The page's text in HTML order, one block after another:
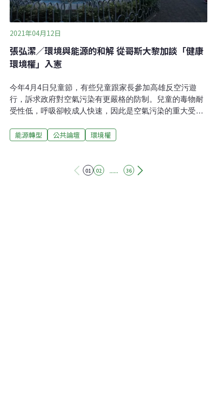
保守的、例如18歲公民權，其他包括廢考監、修憲
2021年04月12日
張弘潔／環境與能源的和解 從哥斯大黎加談「健康
環境權」入憲
今年4月4日兒童節，有些兒童跟家長參加高雄反空污遊
行，訴求政府對空氣污染有更嚴格的防制。兒童的毒物耐
受性低，呼吸卻較成人快速，因此是空氣污染的重大受害
不同的健康風險，燃煤所造成的直接健康危害最大。另
病成本，相較之下，再生能源的外部成本較低。中等收入
能源轉型 公共論壇 環境權
01 02 ...... 36